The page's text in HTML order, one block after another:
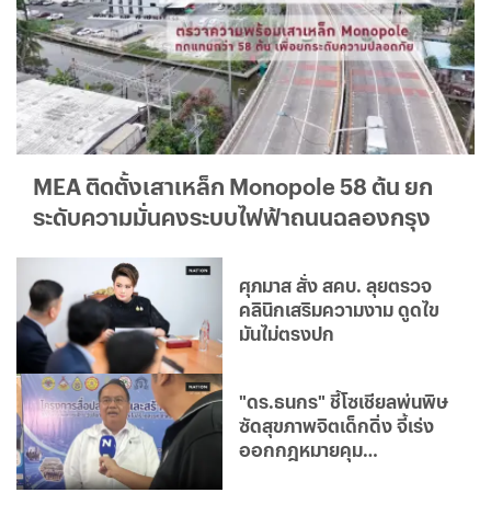
MEA ติดตั้งเสาเหล็ก Monopole 58 ต้น ยก
ระดับความมั่นคงระบบไฟฟ้าถนนฉลองกรุง
ศุภมาส สั่ง สคบ. ลุยตรวจ
คลินิกเสริมความงาม ดูดไข
มันไม่ตรงปก
"ดร.ธนกร" ชี้โซเชียลพ่นพิษ
ซัดสุขภาพจิตเด็กดิ่ง จี้เร่ง
ออกกฎหมายคุม